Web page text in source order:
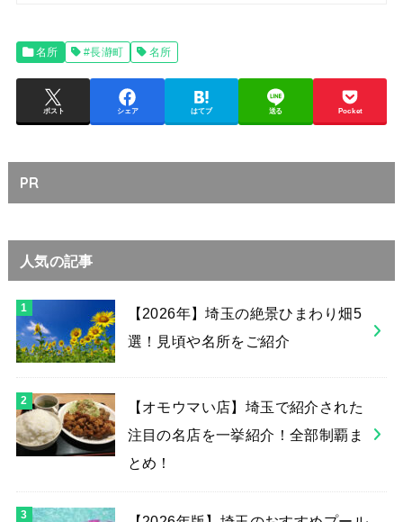
名所 #長瀞町 名所
ポスト シェア はてブ 送る Pocket
PR
人気の記事
【2026年】埼玉の絶景ひまわり畑5
選！見頃や名所をご紹介
【オモウマい店】埼玉で紹介された
注目の名店を一挙紹介！全部制覇ま
とめ！